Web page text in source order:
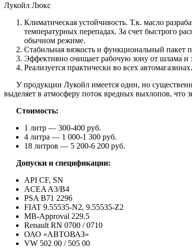
Лукойл Люкс
Климатическая устойчивость. Т.к. масло
температурных перепадах. За счет быстрого
обычном режиме.
Стабильная вязкость и функциональный пакет
Эффективно очищает рабочую зону от шлама и
Реализуется практически во всех автомагазинах.
У продукции Лукойл имеется один, но
выделяет в атмосферу поток вредных выхлопов, что
Стоимость:
1 литр — 300-400 руб.
4 литра — 1 000-1 300 руб.
18 литров — 5 200-6 200 руб.
Допуски и спецификации:
API CF, SN
ACEA A3/B4
PSA B71 2296
FIAT 9.55535-N2, 9.55535-Z2
MB-Approval 229.5
Renault RN 0700 / 0710
ОАО «АВТОВАЗ»
VW 502 00 / 505 00